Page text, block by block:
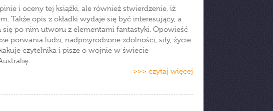
i oceny tej książki, ale również stwierdzenie, iż
Także opis z okładki wydaje się być interesujący, a
się po nim utworu z elementami fantastyki. Opowieść
porwania ludzi, nadprzyrodzone zdolności, siły, życie
czytelnika i pisze o wojnie w świecie
>>> czytaj więcej